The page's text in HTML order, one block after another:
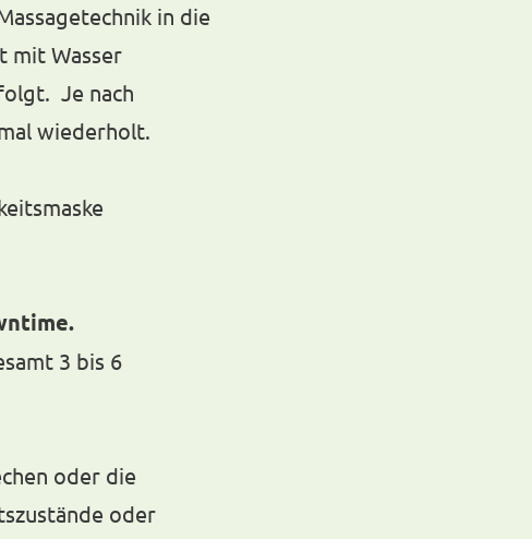
in die
mit Wasser
Je nach
wiederholt.
3 bis 6
oder die
oder